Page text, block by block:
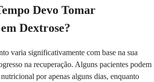
Devo Tomar
Dextrose?
varia significativamente com base na sua
na recuperação. Alguns pacientes podem
por apenas alguns dias, enquanto